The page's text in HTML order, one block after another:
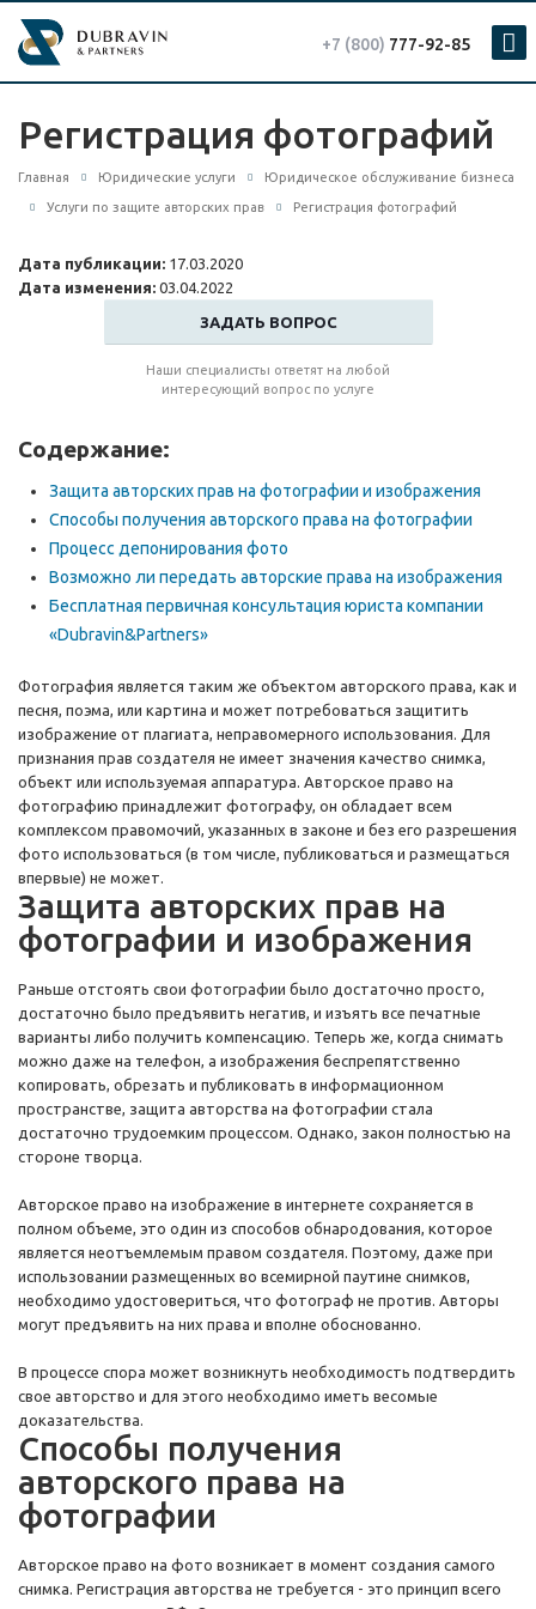
+7 (800) 777-92-85
Регистрация фотографий
Главная Юридические услуги Юридическое обслуживание бизнеса
Услуги по защите авторских прав Регистрация фотографий
Дата публикации: 17.03.2020
Дата изменения: 03.04.2022
ЗАДАТЬ ВОПРОС
Наши специалисты ответят на любой
интересующий вопрос по услуге
Содержание:
Защита авторских прав на фотографии и изображения
Способы получения авторского права на фотографии
Процесс депонирования фото
Возможно ли передать авторские права на изображения
Бесплатная первичная консультация юриста компании
«Dubravin&Partners»
Фотография является таким же объектом авторского права, как и
песня, поэма, или картина и может потребоваться защитить
изображение от плагиата, неправомерного использования. Для
признания прав создателя не имеет значения качество снимка,
объект или используемая аппаратура. Авторское право на
фотографию принадлежит фотографу, он обладает всем
комплексом правомочий, указанных в законе и без его разрешения
фото использоваться (в том числе, публиковаться и размещаться
впервые) не может.
Защита авторских прав на
фотографии и изображения
Раньше отстоять свои фотографии было достаточно просто,
достаточно было предъявить негатив, и изъять все печатные
варианты либо получить компенсацию. Теперь же, когда снимать
можно даже на телефон, а изображения беспрепятственно
копировать, обрезать и публиковать в информационном
пространстве, защита авторства на фотографии стала
достаточно трудоемким процессом. Однако, закон полностью на
стороне творца.
Авторское право на изображение в интернете сохраняется в
полном объеме, это один из способов обнародования, которое
является неотъемлемым правом создателя. Поэтому, даже при
использовании размещенных во всемирной паутине снимков,
необходимо удостовериться, что фотограф не против. Авторы
могут предъявить на них права и вполне обоснованно.
В процессе спора может возникнуть необходимость подтвердить
свое авторство и для этого необходимо иметь весомые
доказательства.
Способы получения
авторского права на
фотографии
Авторское право на фото возникает в момент создания самого
снимка. Регистрация авторства не требуется - это принцип всего